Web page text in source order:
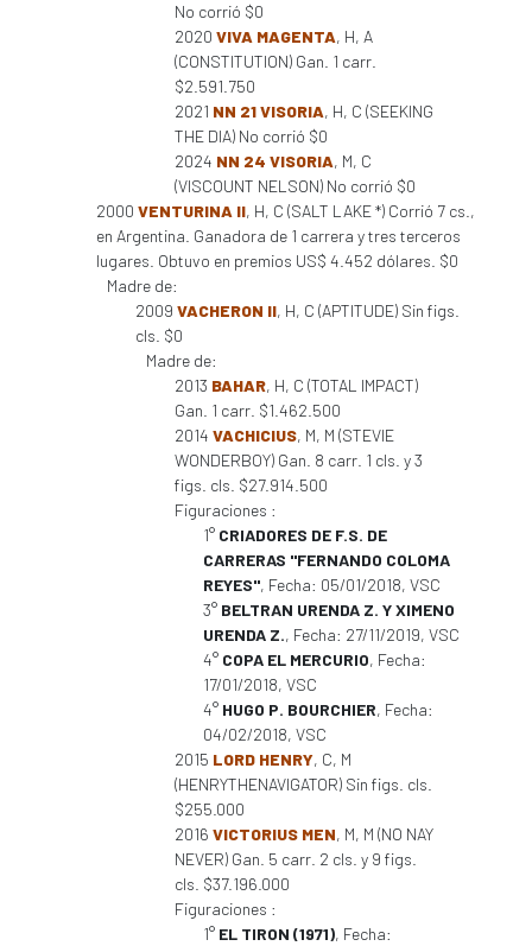
No corrió $0
2020 VIVA MAGENTA, H, A
(CONSTITUTION) Gan. 1 carr.
$2.591.750
2021 NN 21 VISORIA, H, C (SEEKING
THE DIA) No corrió $0
2024 NN 24 VISORIA, M, C
(VISCOUNT NELSON) No corrió $0
2000 VENTURINA II, H, C (SALT LAKE *) Corrió 7 cs.,
en Argentina. Ganadora de 1 carrera y tres terceros
lugares. Obtuvo en premios US$ 4.452 dólares. $0
Madre de:
2009 VACHERON II, H, C (APTITUDE) Sin figs.
cls. $0
Madre de:
2013 BAHAR, H, C (TOTAL IMPACT)
Gan. 1 carr. $1.462.500
2014 VACHICIUS, M, M (STEVIE
WONDERBOY) Gan. 8 carr. 1 cls. y 3
figs. cls. $27.914.500
Figuraciones :
1° CRIADORES DE F.S. DE
CARRERAS "FERNANDO COLOMA
REYES", Fecha: 05/01/2018, VSC
3° BELTRAN URENDA Z. Y XIMENO
URENDA Z., Fecha: 27/11/2019, VSC
4° COPA EL MERCURIO, Fecha:
17/01/2018, VSC
4° HUGO P. BOURCHIER, Fecha:
04/02/2018, VSC
2015 LORD HENRY, C, M
(HENRYTHENAVIGATOR) Sin figs. cls.
$255.000
2016 VICTORIUS MEN, M, M (NO NAY
NEVER) Gan. 5 carr. 2 cls. y 9 figs.
cls. $37.196.000
Figuraciones :
1° EL TIRON (1971), Fecha: